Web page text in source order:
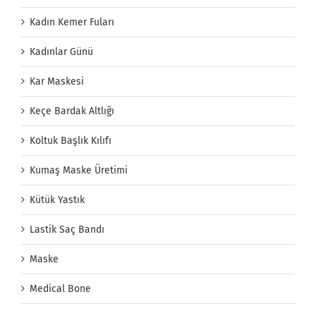
Kadın Kemer Fuları
Kadınlar Günü
Kar Maskesi
Keçe Bardak Altlığı
Koltuk Başlık Kılıfı
Kumaş Maske Üretimi
Kütük Yastık
Lastik Saç Bandı
Maske
Medical Bone